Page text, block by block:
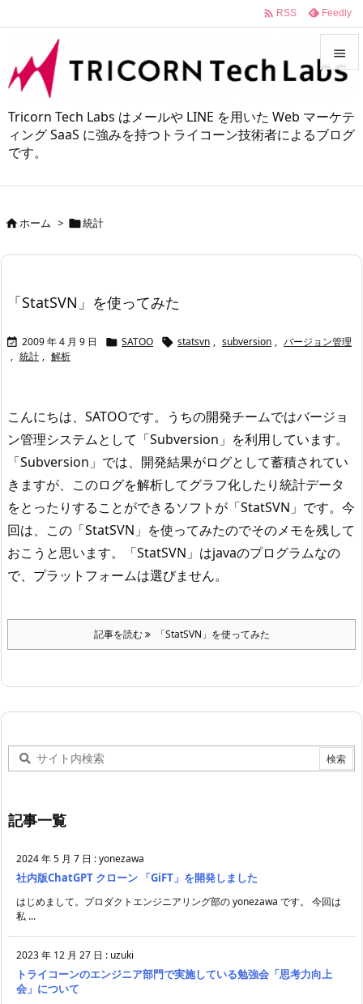
Tricorn Tech Labs はメールや LINE を用いた Web マーケテ
ィング SaaS に強みを持つトライコーン技術者によるブログ
です。



 RSS Feedly
ホーム > 統計
「StatSVN」を使ってみた
 2009 年 4 月 9 日  SATOO  statsvn , subversion , バージョン管理
, 統計 , 解析
こんにちは、SATOOです。
うちの開発チームではバージョ
ン管理システムとして「Subversion」を利用しています。
「Subversion」では、開発結果がログとして蓄積されてい
きますが、このログを解析してグラフ化したり統計データ
をとったりすることができるソフトが「StatSVN」です。 今
回は、この「StatSVN」を使ってみたのでそのメモを残して
おこうと思います。
「StatSVN」はjavaのプログラムなの
で、プラットフォームは選びません。
記事を読む 「StatSVN」を使ってみた
記事一覧
2024 年 5 月 7 日 :yonezawa
社内版ChatGPT クローン 「GiFT」を開発しました
はじめまして。プロダクトエンジニアリング部の yonezawa です。 今回は
私 ...
2023 年 12 月 27 日 : uzuki
トライコーンのエンジニア部門で実施している勉強会「思考力向上
会」について